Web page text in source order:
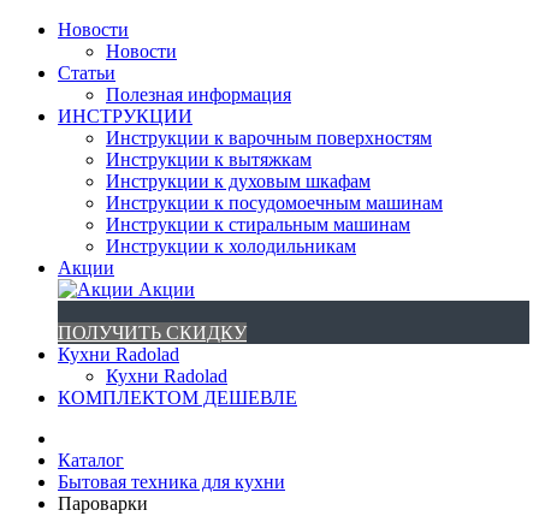
Новости
Новости
Статьи
Полезная информация
ИНСТРУКЦИИ
Инструкции к варочным поверхностям
Инструкции к вытяжкам
Инструкции к духовым шкафам
Инструкции к посудомоечным машинам
Инструкции к стиральным машинам
Инструкции к холодильникам
Акции
Акции
ПОЛУЧИТЬ СКИДКУ
Кухни Radolad
Кухни Radolad
КОМПЛЕКТОМ ДЕШЕВЛЕ
Каталог
Бытовая техника для кухни
Пароварки